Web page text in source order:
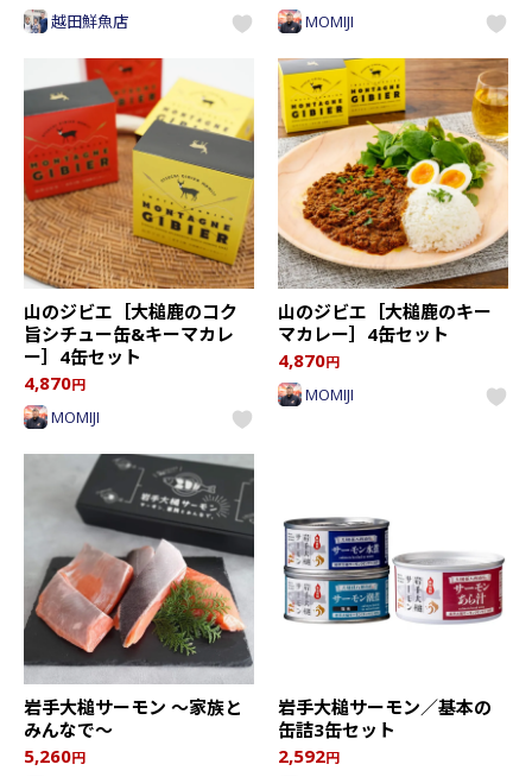
越田鮮魚店 MOMIJI
山のジビエ［大槌鹿のコク
旨シチュー缶&キーマカレ
ー］4缶セット
4,870円
MOMIJI
山のジビエ［大槌鹿のキー
マカレー］4缶セット
4,870円
MOMIJI
岩手大槌サーモン ～家族と
みんなで～
5,260円
岩手大槌サーモン／基本の
缶詰3缶セット
2,592円